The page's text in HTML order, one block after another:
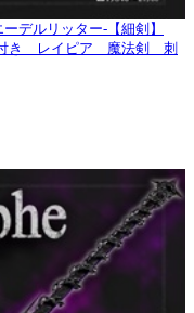
デルリッター-【細剣】
付き レイピア 魔法剣 刺